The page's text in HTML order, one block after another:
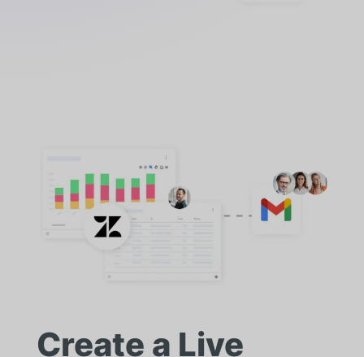
Create a Live